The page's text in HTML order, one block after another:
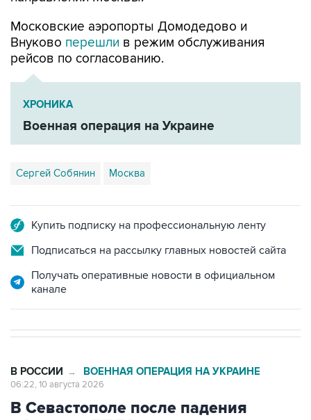
Московские аэропорты Домодедово и
Внуково перешли в режим обслуживания
рейсов по согласованию.
ХРОНИКА
Военная операция на Украине
Сергей Собянин Москва
Купить подписку на профессиональную ленту
Подписаться на рассылку главных новостей сайта
Получать оперативные новости в официальном
канале
В РОССИИ → ВОЕННАЯ ОПЕРАЦИЯ НА УКРАИНЕ
06:22, 10 августа 2026
В Севастополе после падения